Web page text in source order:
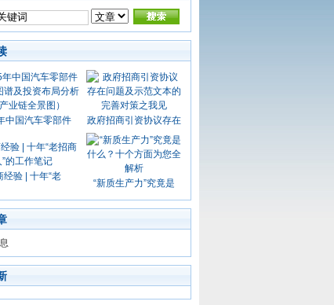
中国汽车零部件 政府招商引资协议存在
经验 | 十年“老
“新质生产力”究竟是